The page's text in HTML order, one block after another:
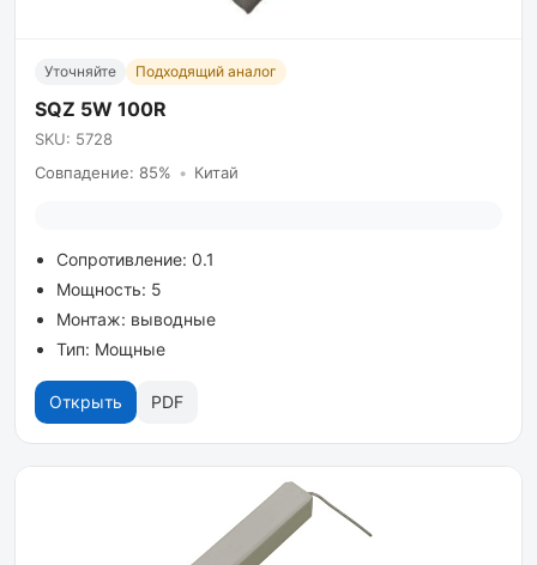
Уточняйте Подходящий аналог
SQZ 5W 100R
SKU: 5728
Совпадение: 85% • Китай
Сопротивление: 0.1
Мощность: 5
Монтаж: выводные
Тип: Мощные
Открыть PDF